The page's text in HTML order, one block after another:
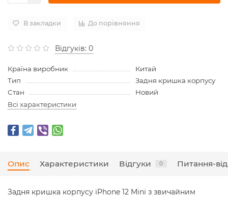
В закладки До порівняння
Відгуків: 0
Країна виробник
Китай
Тип
Задня кришка корпусу
Стан
Новий
Всі характеристики
Опис Характеристики Відгуки 0 Питання-
Задня кришка корпусу iPhone 12 Mini з звичайним